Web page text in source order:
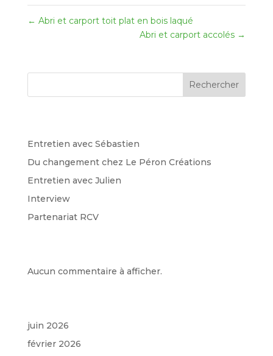
← Abri et carport toit plat en bois laqué
Abri et carport accolés →
Rechercher
Entretien avec Sébastien
Du changement chez Le Péron Créations
Entretien avec Julien
Interview
Partenariat RCV
Aucun commentaire à afficher.
juin 2026
février 2026